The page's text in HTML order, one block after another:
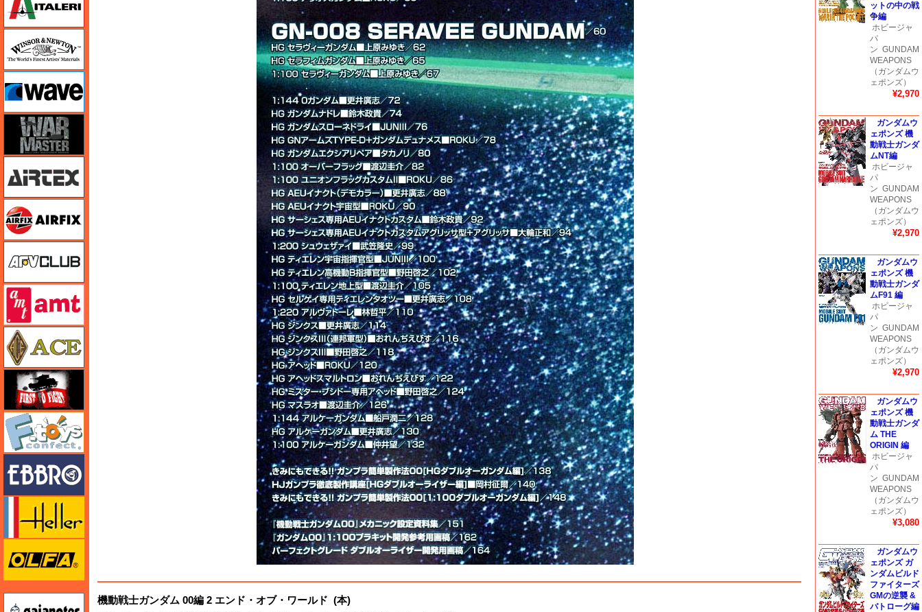
機動戦士ガンダム 00編 2 エンド・オブ・ワールド (本)
ットの中の戦
争編
ホビージャ
パ
ン GUNDAM
WEAPONS
（ガンダムウ
ェポンズ）
¥2,970
ガンダムウ
ェポンズ 機
動戦士ガンダ
ムNT編
ホビージャ
パ
ン GUNDAM
WEAPONS
（ガンダムウ
ェポンズ）
¥2,970
ガンダムウ
ェポンズ 機
動戦士ガンダ
ムF91 編
ホビージャ
パ
ン GUNDAM
WEAPONS
（ガンダムウ
ェポンズ）
¥2,970
ガンダムウ
ェポンズ 機
動戦士ガンダ
ム THE
ORIGIN 編
ホビージャ
パ
ン GUNDAM
WEAPONS
（ガンダムウ
ェポンズ）
¥3,080
ガンダムウ
ェポンズ ガ
ンダムビルド
ファイターズ
GMの逆襲 &
バトローグ編
ガイアノーツ